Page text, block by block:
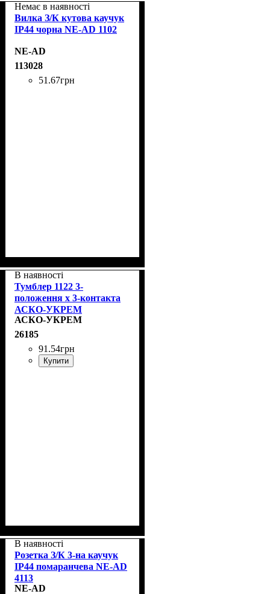
Немає в наявності
Вилка З/К кутова каучук
IP44 чорна NE-AD 1102
NE-AD
113028
51 .67грн
В наявності
Тумблер 1122 3-
положення х 3-контакта
АСКО-УКРЕМ
A0140060005
АСКО-УКРЕМ
26185
91 .54грн
Купити
В наявності
Розетка З/К 3-на каучук
IP44 помаранчева NE-AD
4113
NE-AD